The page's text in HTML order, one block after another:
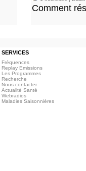
Comment
SERVICES
Fréquences
Replay Emissions
Les Programmes
Recherche
Nous contacter
Actualité Santé
Webradios
Maladies Saisonnières